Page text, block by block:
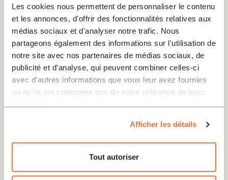
Les cookies nous permettent de personnaliser le contenu
et les annonces, d'offrir des fonctionnalités relatives aux
médias sociaux et d'analyser notre trafic. Nous
partageons également des informations sur l'utilisation de
notre site avec nos partenaires de médias sociaux, de
publicité et d'analyse, qui peuvent combiner celles-ci
avec d'autres informations que vous leur avez fournies
ou qu'ils ont collectées lors de votre utilisation de leurs
Afficher les détails
Tout autoriser